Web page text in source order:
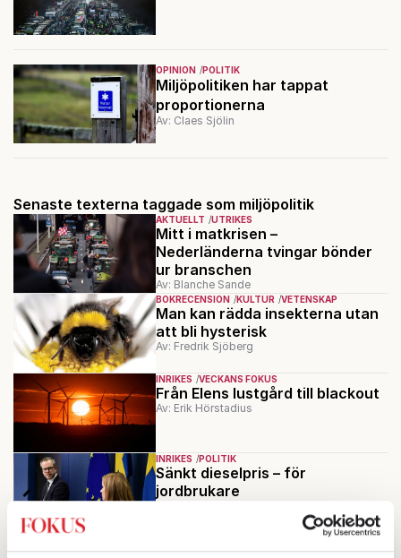
OPINION POLITIK
Miljöpolitiken har tappat
proportionerna
Av: Claes Sjölin
Senaste texterna taggade som miljöpolitik
AKTUELLT UTRIKES
Mitt i matkrisen –
Nederländerna tvingar bönder
ur branschen
Av: Blanche Sande
BOKRECENSION KULTUR VETENSKAP
Man kan rädda insekterna utan
att bli hysterisk
Av: Fredrik Sjöberg
INRIKES VECKANS FOKUS
Från Elens lustgård till blackout
Av: Erik Hörstadius
INRIKES POLITIK
Sänkt dieselpris – för
jordbrukare
Av: Anton Säll